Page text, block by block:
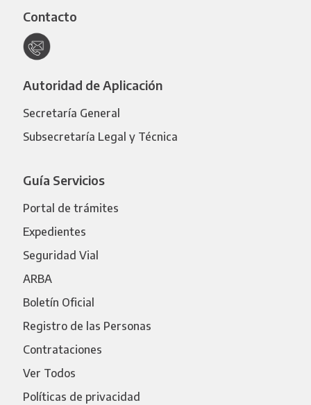
Contacto
Autoridad de Aplicación
Secretaría General
Subsecretaría Legal y Técnica
Guía Servicios
Portal de trámites
Expedientes
Seguridad Vial
ARBA
Boletín Oficial
Registro de las Personas
Contrataciones
Ver Todos
Políticas de privacidad